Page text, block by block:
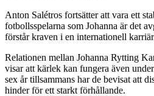
Anton Salétros fortsätter att vara ett
fotbollsspelarna som Johanna är det
förstår kraven i en internationell
Relationen mellan Johanna Rytting
visar att kärlek kan fungera även
sex år tillsammans har de bevisat att
hinder för ett starkt förhållande.